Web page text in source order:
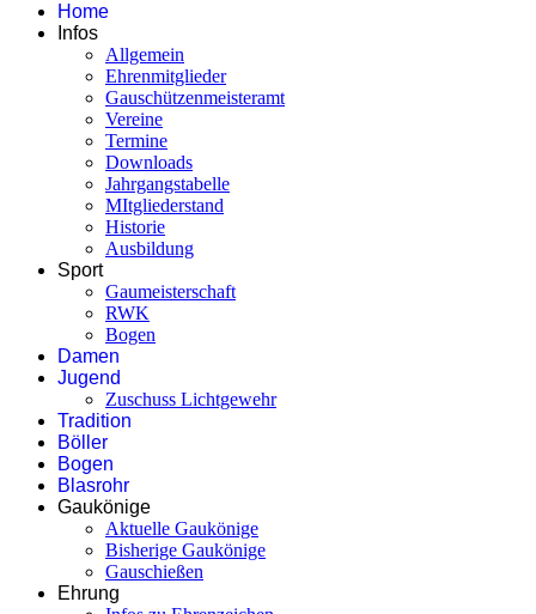
Home
Infos
Allgemein
Ehrenmitglieder
Gauschützenmeisteramt
Vereine
Termine
Downloads
Jahrgangstabelle
MItgliederstand
Historie
Ausbildung
Sport
Gaumeisterschaft
RWK
Bogen
Damen
Jugend
Zuschuss Lichtgewehr
Tradition
Böller
Bogen
Blasrohr
Gaukönige
Aktuelle Gaukönige
Bisherige Gaukönige
Gauschießen
Ehrung